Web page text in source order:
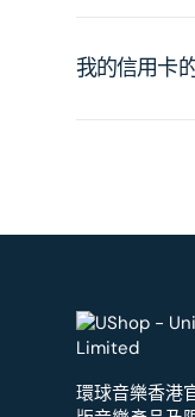
我的信用卡
環球音樂香港